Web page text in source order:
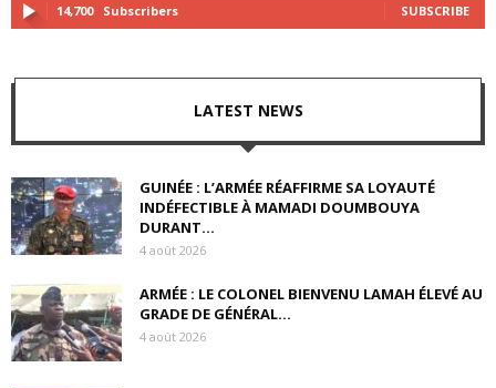
14,700 Subscribers SUBSCRIBE
LATEST NEWS
GUINÉE : L’ARMÉE RÉAFFIRME SA LOYAUTÉ
INDÉFECTIBLE À MAMADI DOUMBOUYA
DURANT...
4 août 2026
ARMÉE : LE COLONEL BIENVENU LAMAH ÉLEVÉ AU
GRADE DE GÉNÉRAL...
4 août 2026